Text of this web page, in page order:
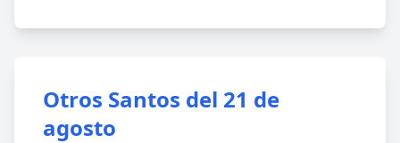
Otros Santos del 21 de
agosto